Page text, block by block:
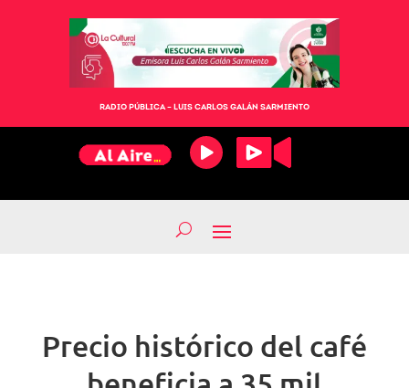
RADIO PÚBLICA – LUIS CARLOS GALÁN SARMIENTO
Precio histórico del café